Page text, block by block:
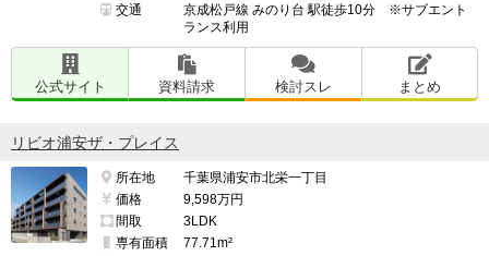
交通
京成松戸線 みのり台 駅徒歩10分 ※サブエント
ランス利用
公式サイト 資料請求 検討スレ まとめ
リビオ浦安ザ・プレイス
所在地
千葉県浦安市北栄一丁目
価格
9,598万円
間取
3LDK
専有面積
77.71m²